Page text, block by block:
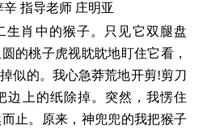
指导老师 庄明亚
生肖中的猴子。只见它双腿盘
的桃子虎视眈眈地盯住它看，
似的。我心急莽荒地开剪!剪刀
边上的纸除掉。突然，我愣住
止。原来，神兜兜的我把猴子